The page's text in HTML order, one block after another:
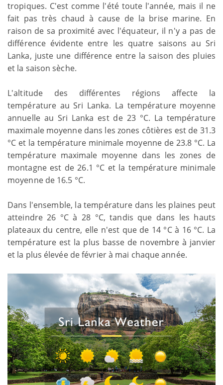
tropiques. C'est comme l'été toute l'année, mais il ne
fait pas très chaud à cause de la brise marine. En
raison de sa proximité avec l'équateur, il n'y a pas de
différence évidente entre les quatre saisons au Sri
Lanka, juste une différence entre la saison des pluies
et la saison sèche.
L'altitude des différentes régions affecte la
température au Sri Lanka. La température moyenne
annuelle au Sri Lanka est de 23 °C. La température
maximale moyenne dans les zones côtières est de 31.3
°C et la température minimale moyenne de 23.8 °C. La
température maximale moyenne dans les zones de
montagne est de 26.1 °C et la température minimale
moyenne de 16.5 °C.
Dans l'ensemble, la température dans les plaines peut
atteindre 26 °C à 28 °C, tandis que dans les hauts
plateaux du centre, elle n'est que de 14 °C à 16 °C. La
température est la plus basse de novembre à janvier
et la plus élevée de février à mai chaque année.